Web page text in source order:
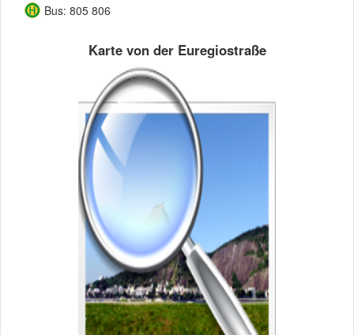
Bus: 805 806
Karte von der Euregiostraße